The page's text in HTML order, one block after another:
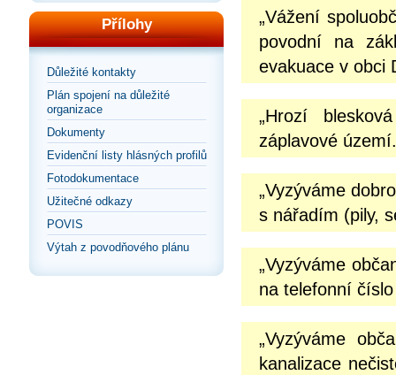
Přílohy
Důležité kontakty
Plán spojení na důležité
organizace
Dokumenty
Evidenční listy hlásných profilů
Fotodokumentace
Užitečné odkazy
POVIS
Výtah z povodňového plánu
„Vážení
povodní na
evakuace v obci
„Hrozí
záplavové
„Vyzýváme
s nářadím (pily,
„Vyzýváme
na telefonní
„Vyzýváme
kanalizace